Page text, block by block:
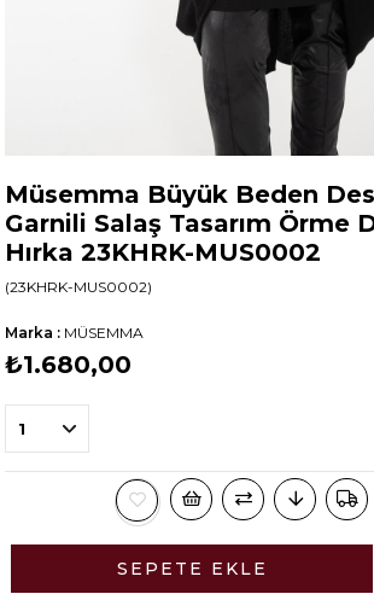
Müsemma Büyük Beden
Garnili Salaş Tasarım Örme
Hırka 23KHRK-MUS0002
(23KHRK-MUS0002)
Marka : MÜSEMMA
₺1.680,00